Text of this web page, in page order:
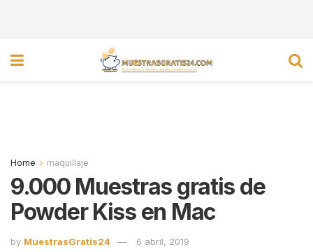
Home maquillaje
9.000 Muestras gratis de
Powder Kiss en Mac
by MuestrasGratis24 6 abril, 2019